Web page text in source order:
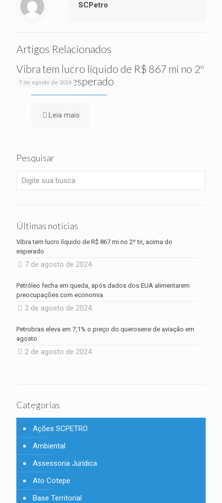
SCPetro
Artigos Relacionados
7 de agosto de 2024
Vibra tem lucro líquido de R$ 867 mi no 2º
tri, acima do esperado
Leia mais
Pesquisar
Últimas notícias
Vibra tem lucro líquido de R$ 867 mi no 2º tri, acima do
esperado
7 de agosto de 2024
Petróleo fecha em queda, após dados dos EUA alimentarem
preocupações com economia
2 de agosto de 2024
Petrobras eleva em 7,1% o preço do querosene de aviação em
agosto
2 de agosto de 2024
Categorias
Ações SCPETRO
Ambiental
Assessoria Jurídica
Ato Cotepe
Base Territorial